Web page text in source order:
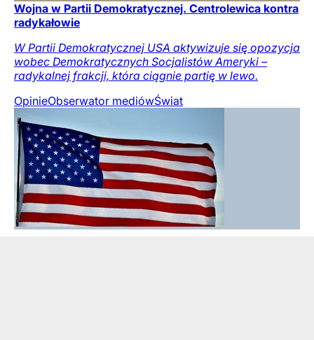
Wojna w Partii Demokratycznej. Centrolewica kontra
radykałowie
W Partii Demokratycznej USA aktywizuje się opozycja
wobec Demokratycznych Socjalistów Ameryki –
radykalnej frakcji, która ciągnie partię w lewo.
OpinieObserwator mediówŚwiat